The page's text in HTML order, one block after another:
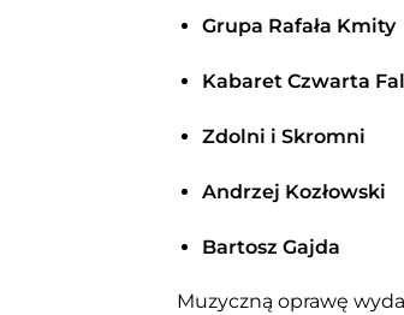
Grupa Rafała Kmity
Kabaret Czwarta
Zdolni i Skromni
Andrzej Kozłowski
Bartosz Gajda
Muzyczną oprawę